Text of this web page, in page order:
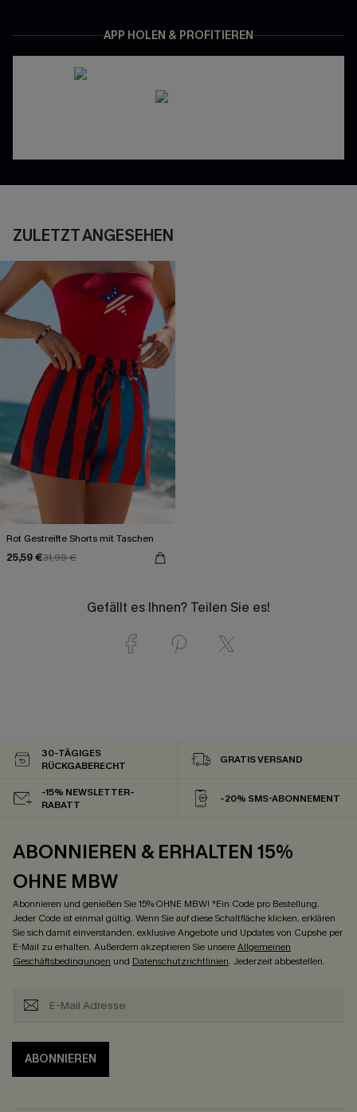
APP HOLEN & PROFITIEREN
ZULETZT ANGESEHEN
Rot Gestreifte Shorts mit Taschen
25,59 €31,99 €
Gefällt es Ihnen? Teilen Sie es!
30-TÄGIGES
RÜCKGABERECHT
GRATIS VERSAND
-15% NEWSLETTER-
RABATT
-20% SMS-ABONNEMENT
ABONNIEREN & ERHALTEN 15%
OHNE MBW
Abonnieren und genießen Sie 15% OHNE MBW! *Ein Code pro Bestellung.
Jeder Code ist einmal gültig. Wenn Sie auf diese Schaltfläche klicken, erklären
Sie sich damit einverstanden, exklusive Angebote und Updates von Cupshe per
E-Mail zu erhalten. Außerdem akzeptieren Sie unsereAllgemeinen
Geschäftsbedingungen und Datenschutzrichtlinien. Jederzeit abbestellen.
ABONNIEREN